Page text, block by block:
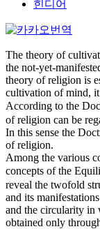
힌디어
The theory of
the not-yet-
theory of religion is
cultivation of mind, it
According to the
of religion can be
In this sense the
of religion.
Among the various
concepts of the
reveal the twofold
and its
and the circularity in
obtained only